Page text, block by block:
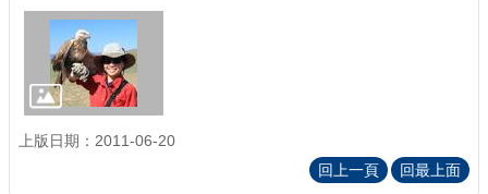
上版日期：2011-06-20
回上一頁
回最上面